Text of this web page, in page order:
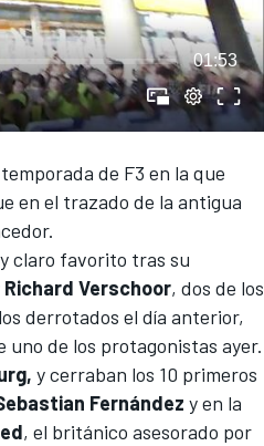
01:53
de F3 en la que
en el trazado de la antigua
claro favorito tras su
Richard Verschoor, dos de los
derrotados el día anterior,
de los protagonistas ayer.
y cerraban los 10 primeros
Fernández y en la
, el británico asesorado por